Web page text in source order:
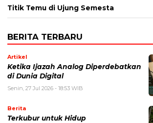
Titik Temu di Ujung Semesta
BERITA TERBARU
Artikel
Ketika Ijazah Analog Diperdebatkan
di Dunia Digital
Senin, 27 Jul 2026 - 18:53 WIB
Berita
Terkubur untuk Hidup